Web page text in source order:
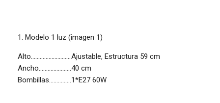
1. Modelo 1 luz (imagen 1)
Alto...........................Ajustable, Estructura 59 cm
Ancho......................40 cm
Bombillas...............1*E27 60W